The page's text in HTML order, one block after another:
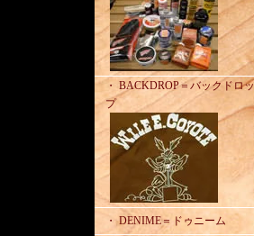
・ BACKDROP＝バックドロッ
プ
・ DENIME＝ドゥニーム